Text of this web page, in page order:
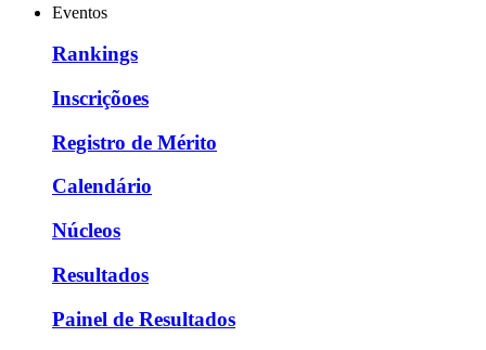
Eventos
Rankings
Inscriçõoes
Registro de Mérito
Calendário
Núcleos
Resultados
Painel de Resultados